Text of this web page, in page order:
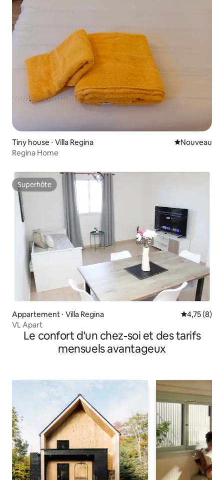
Tiny house ⋅ Villa Regina Nouvel
Nouveau
Regina Home
Superhôte
Superhôte
Appartement ⋅ Villa Regina Évaluation
4,75 (8)
VL Apart
Le confort d'un chez-soi et des tarifs
mensuels avantageux